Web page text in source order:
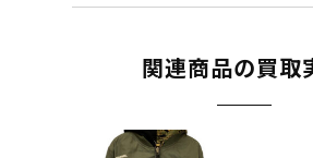
関連商品の買取